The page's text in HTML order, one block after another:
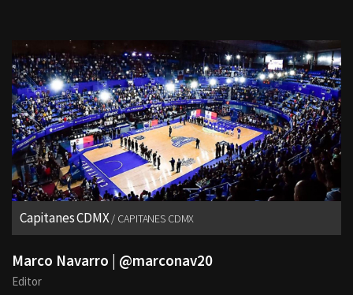
Capitanes CDMX CAPITANES CDMX
Marco Navarro | @marconav20
Editor